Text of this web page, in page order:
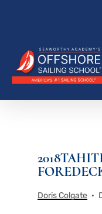
principal
2018
Doris Colgate